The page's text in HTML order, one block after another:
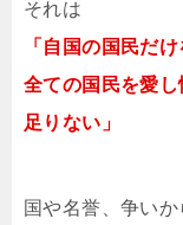
それは
「自国の国民だ
全ての国民を愛
足りない」
国や名誉、争いか